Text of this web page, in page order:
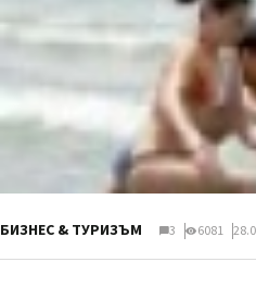
БИЗНЕС & ТУРИЗЪМ 3 6081